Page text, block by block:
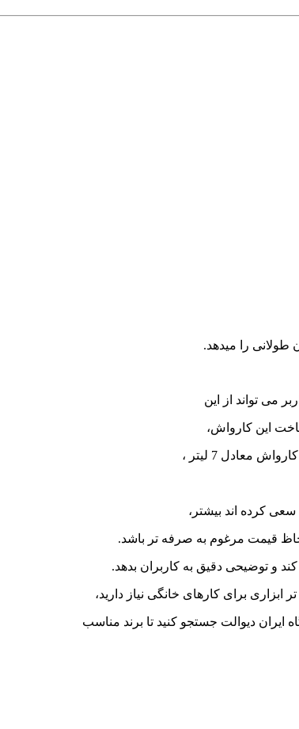
می تواند از این
این کارواش،
7 لیتر ،
سعی کرده اند بیشتر،
قیمت مرغوم به صرفه تر باشد.
و توضیحی دقیق به کاربران بدهد.
ابزاری برای کارهای خانگی نیاز دارید،
دیوالت جستجو کنید تا برند مناسب